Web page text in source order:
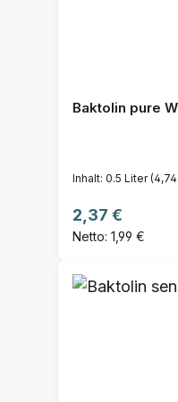
Baktolin pure
Inhalt: 0.5 Liter(4,74
Regulärer Preis:
2,37 €
Netto: 1,99 €